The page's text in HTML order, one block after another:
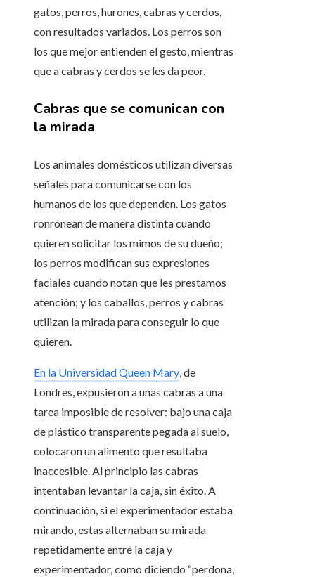
gatos, perros, hurones, cabras y cerdos,
con resultados variados. Los perros son
los que mejor entienden el gesto, mientras
que a cabras y cerdos se les da peor.
Cabras que se comunican con
la mirada
Los animales domésticos utilizan diversas
señales para comunicarse con los
humanos de los que dependen. Los gatos
ronronean de manera distinta cuando
quieren solicitar los mimos de su dueño;
los perros modifican sus expresiones
faciales cuando notan que les prestamos
atención; y los caballos, perros y cabras
utilizan la mirada para conseguir lo que
quieren.
En la Universidad Queen Mary, de
Londres, expusieron a unas cabras a una
tarea imposible de resolver: bajo una caja
de plástico transparente pegada al suelo,
colocaron un alimento que resultaba
inaccesible. Al principio las cabras
intentaban levantar la caja, sin éxito. A
continuación, si el experimentador estaba
mirando, estas alternaban su mirada
repetidamente entre la caja y
experimentador, como diciendo “perdona,